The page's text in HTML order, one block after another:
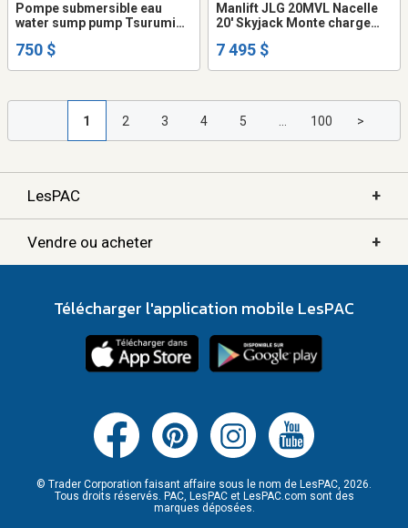
Pompe submersible eau
water sump pump Tsurumi
750 $
Manlift JLG 20MVL Nacelle
20' Skyjack Monte charge
Lift
7 495 $
1 2 3 4 5 100 >
LesPAC +
Vendre ou acheter +
Télécharger l'application mobile LesPAC
© Trader Corporation faisant affaire sous le nom de LesPAC, 2026.
Tous droits réservés. PAC, LesPAC et LesPAC.com sont des
marques déposées.